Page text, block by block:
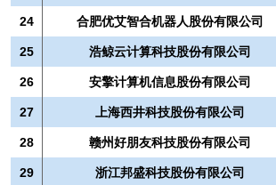
24 合肥优艾智合机器人股份有限公司
25 浩鲸云计算科技股份有限公司
26 安擎计算机信息股份有限公司
27 上海西井科技股份有限公司
28 赣州好朋友科技股份有限公司
29 浙江邦盛科技股份有限公司